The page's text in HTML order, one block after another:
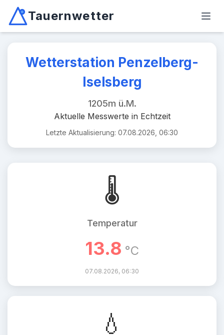
Tauernwetter
Unabhängiger Wetterdienst für Kärnten, Osttirol &
Wetterstation Penzelberg-
Iselsberg
1205m ü.M.
Aktuelle Messwerte in Echtzeit
Letzte Aktualisierung: 07.08.2026, 06:30
🌡️
Temperatur
13.8 °C
07.08.2026, 06:30
💧